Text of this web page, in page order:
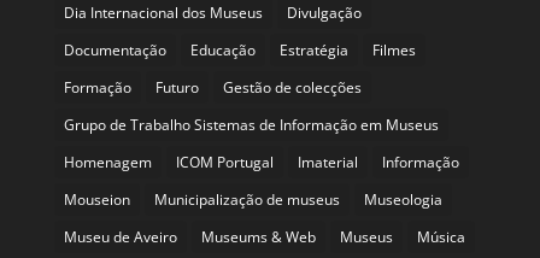
Dia Internacional dos Museus
Divulgação
Documentação
Educação Estratégia
Filmes
Formação
Futuro
Gestão de colecções
Grupo de Trabalho Sistemas de Informação em Museus
Homenagem
ICOM Portugal Imaterial
Informação
Mouseion
Municipalização de museus
Museologia
Museu de Aveiro
Museums & Web Museus Música